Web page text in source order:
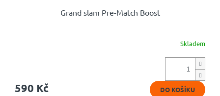
Grand slam Pre-Match Boost
z
Skladem
590 Kč DO KOŠÍKU